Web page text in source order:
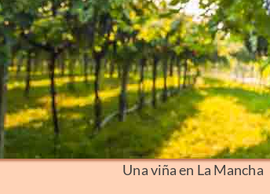
Una viña en La Mancha